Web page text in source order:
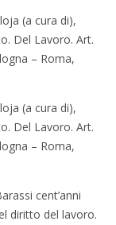
(a cura di),
Del Lavoro. Art.
– Roma,
(a cura di),
Del Lavoro. Art.
– Roma,
cent’anni
diritto del lavoro.